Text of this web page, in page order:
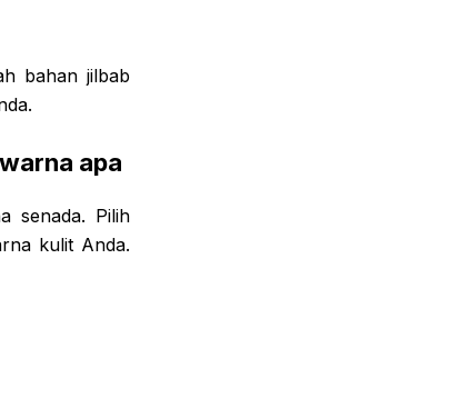
bahan jilbab
apa
senada. Pilih
kulit Anda.